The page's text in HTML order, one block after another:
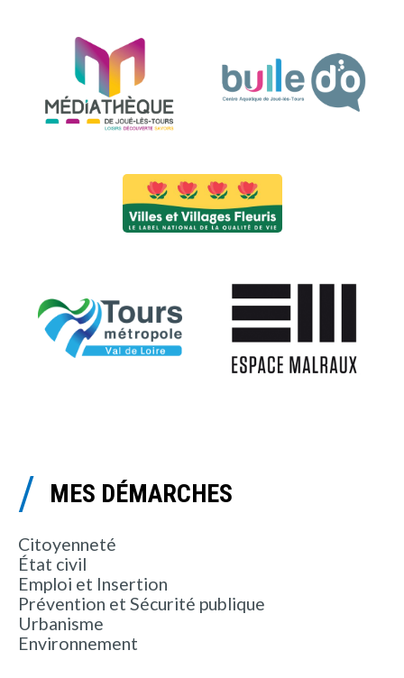
MES DÉMARCHES
Citoyenneté
État civil
Emploi et Insertion
Prévention et Sécurité publique
Urbanisme
Environnement